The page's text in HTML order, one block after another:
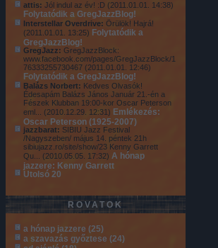
attis: Jól indul az év! :D (2011.01.01. 14:38)
Folytatódik a GregJazzBlog!
Interstellar Overdrive: Örülök! Hajrá!
(2011.01.01. 13:25) Folytatódik a
GregJazzBlog!
GregJazz: GregJazzBlock:
www.facebook.com/pages/GregJazzBlock/1
76333255730467 (2011.01.01. 12:46)
Folytatódik a GregJazzBlog!
Balázs Norbert: Kedves Olvasók!
Édesapám Balázs János Január 21.-én a
Fészek Klubban 19:00-kor Oscar Peterson
eml... (2010.12.29. 12:31) Emlékezés:
Oscar Peterson (1925-2007)
jazzbarat: SIBIU Jazz Festival
/Nagyszeben/ május 14. péntek 21h
sibiujazz.ro/site/show/23 Kenny Garrett
Qu... (2010.05.05. 17:32) A hónap
jazzere: Kenny Garrett
Utolsó 20
ROVATOK
a hónap jazzere (25)
a szavazás győztese (24)